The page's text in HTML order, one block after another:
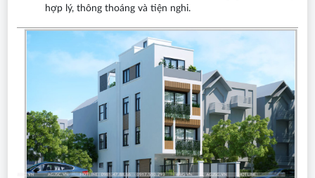
hợp lý, thông thoáng và tiện nghi.